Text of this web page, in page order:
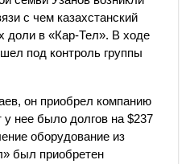
с чем казахстанский
доли в «Кар-Тел». В ходе
под контроль группы
он приобрел компанию
нее было долгов на $237
оборудование из
был приобретен